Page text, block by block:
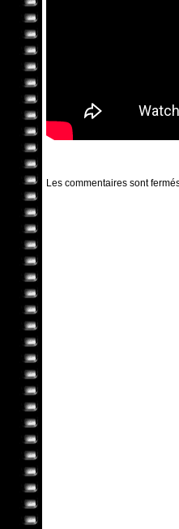
Les commentaires sont